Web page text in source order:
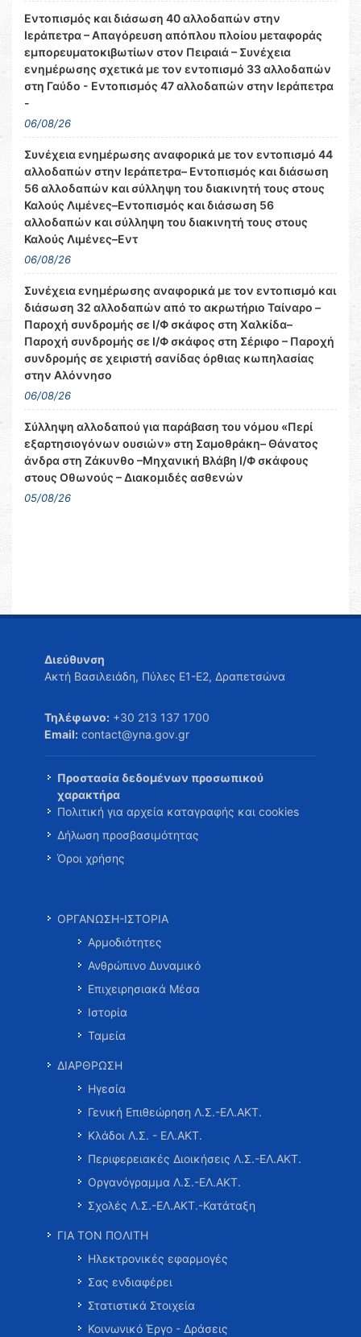
Εντοπισμός και διάσωση 40 αλλοδαπών στην
Ιεράπετρα – Απαγόρευση απόπλου πλοίου μεταφοράς
εμπορευματοκιβωτίων στον Πειραιά – Συνέχεια
ενημέρωσης σχετικά με τον εντοπισμό 33 αλλοδαπών
στη Γαύδο - Εντοπισμός 47 αλλοδαπών στην Ιεράπετρα
-
06/08/26
Συνέχεια ενημέρωσης αναφορικά με τον εντοπισμό 44
αλλοδαπών στην Ιεράπετρα– Εντοπισμός και διάσωση
56 αλλοδαπών και σύλληψη του διακινητή τους στους
Καλούς Λιμένες–Εντοπισμός και διάσωση 56
αλλοδαπών και σύλληψη του διακινητή τους στους
Καλούς Λιμένες–Εντ
06/08/26
Συνέχεια ενημέρωσης αναφορικά με τον εντοπισμό και
διάσωση 32 αλλοδαπών από το ακρωτήριο Ταίναρο –
Παροχή συνδρομής σε Ι/Φ σκάφος στη Χαλκίδα–
Παροχή συνδρομής σε Ι/Φ σκάφος στη Σέριφο – Παροχή
συνδρομής σε χειριστή σανίδας όρθιας κωπηλασίας
στην Αλόννησο
06/08/26
Σύλληψη αλλοδαπού για παράβαση του νόμου «Περί
εξαρτησιογόνων ουσιών» στη Σαμοθράκη– Θάνατος
άνδρα στη Ζάκυνθο –Μηχανική Βλάβη Ι/Φ σκάφους
στους Οθωνούς – Διακομιδές ασθενών
05/08/26
Διεύθυνση
Ακτή Βασιλειάδη, Πύλες Ε1-Ε2, Δραπετσώνα
Τηλέφωνο: +30 213 137 1700
Email: contact@yna.gov.gr
Προστασία δεδομένων προσωπικού
χαρακτήρα
Πολιτική για αρχεία καταγραφής και cookies
Δήλωση προσβασιμότητας
Όροι χρήσης
ΟΡΓΑΝΩΣΗ-ΙΣΤΟΡΙΑ
Αρμοδιότητες
Ανθρώπινο Δυναμικό
Επιχειρησιακά Μέσα
Ιστορία
Ταμεία
ΔΙΑΡΘΡΩΣΗ
Ηγεσία
Γενική Επιθεώρηση Λ.Σ.-ΕΛ.ΑΚΤ.
Κλάδοι Λ.Σ. - ΕΛ.ΑΚΤ.
Περιφερειακές Διοικήσεις Λ.Σ.-ΕΛ.ΑΚΤ.
Οργανόγραμμα Λ.Σ.-ΕΛ.ΑΚΤ.
Σχολές Λ.Σ.-ΕΛ.ΑΚΤ.-Κατάταξη
ΓΙΑ ΤΟΝ ΠΟΛΙΤΗ
Ηλεκτρονικές εφαρμογές
Σας ενδιαφέρει
Στατιστικά Στοιχεία
Κοινωνικό Έργο - Δράσεις